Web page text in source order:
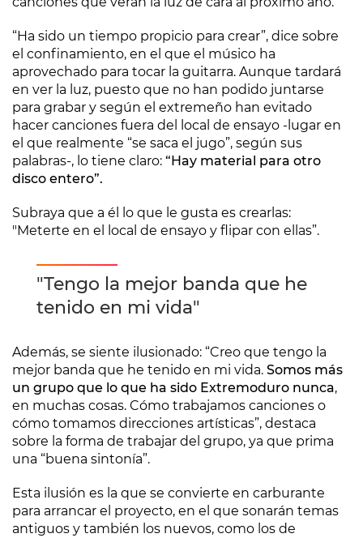
“Ha sido un tiempo propicio para crear”, dice sobre
el confinamiento, en el que el músico ha
aprovechado para tocar la guitarra. Aunque tardará
en ver la luz, puesto que no han podido juntarse
para grabar y según el extremeño han evitado
hacer canciones fuera del local de ensayo -lugar en
el que realmente “se saca el jugo”, según sus
palabras-, lo tiene claro: “Hay material para otro
disco entero”.
Subraya que a él lo que le gusta es crearlas:
"Meterte en el local de ensayo y flipar con ellas”.
"Tengo la mejor banda que he
tenido en mi vida"
Además, se siente ilusionado: “Creo que tengo la
mejor banda que he tenido en mi vida. Somos más
un grupo que lo que ha sido Extremoduro nunca,
en muchas cosas. Cómo trabajamos canciones o
cómo tomamos direcciones artísticas”, destaca
sobre la forma de trabajar del grupo, ya que prima
una “buena sintonía”.
Esta ilusión es la que se convierte en carburante
para arrancar el proyecto, en el que sonarán temas
antiguos y también los nuevos, como los de